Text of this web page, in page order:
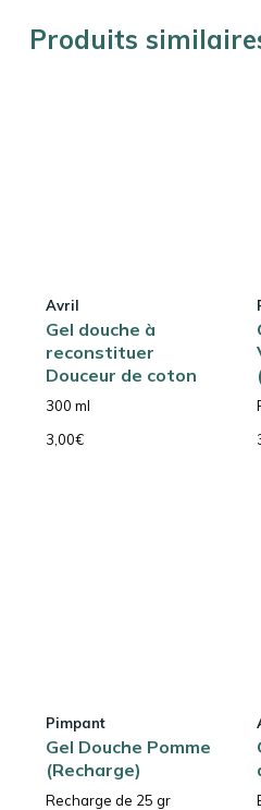
Produits
Avril
Gel douche à
reconstituer
Douceur de coton
300 ml
3,00€
Pimpant
Gel Douche Pomme
(Recharge)
Recharge de 25 gr